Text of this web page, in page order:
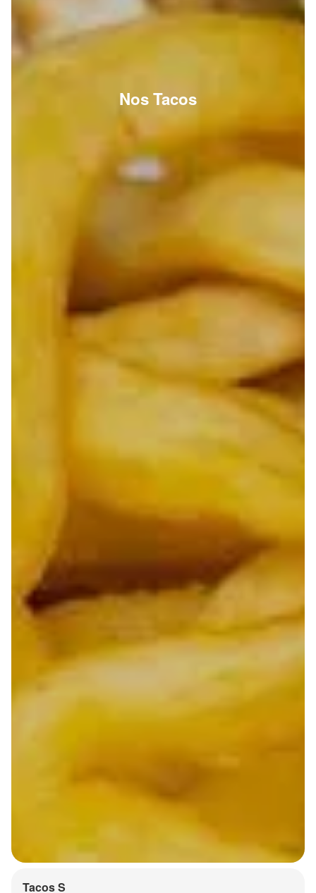
Nos Tacos
Tacos S